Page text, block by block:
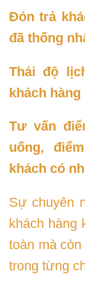
Đón trả
đã thống
Thái độ
khách
Tư vấn
uống,
khách có
Sự chuyên
khách hàng
toàn mà
trong từng